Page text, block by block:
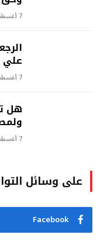
7 أغسطس,2026
7 أغسطس,2026
هل
7 أغسطس,2026
على وسائل
Facebook